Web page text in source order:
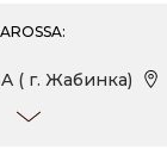
( г. Жабинка)